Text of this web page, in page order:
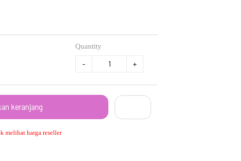
Quantity
- +
keranjang
melihat harga reseller